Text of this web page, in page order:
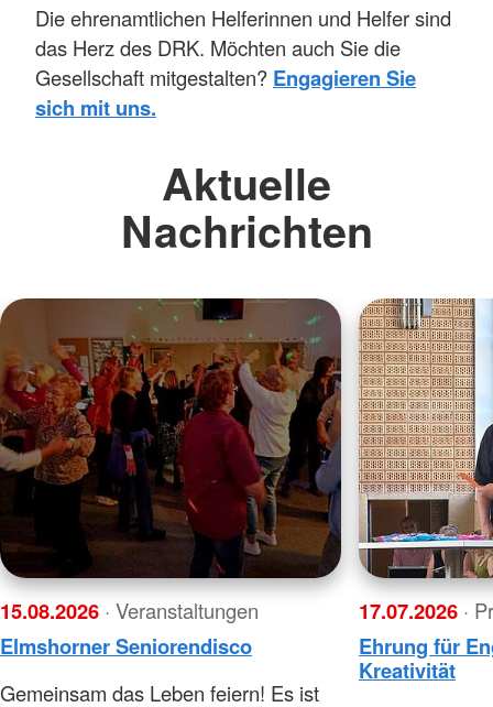
Die ehrenamtlichen Helferinnen und Helfer sind
das Herz des DRK. Möchten auch Sie die
Gesellschaft mitgestalten? Engagieren Sie
sich mit uns.
Aktuelle
Nachrichten
15.08.2026 · Veranstaltungen
Elmshorner Seniorendisco
Gemeinsam das Leben feiern! Es ist
17.07.2026 ·
Ehrung für
Kreativität